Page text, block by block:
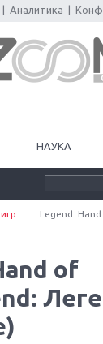
Аналитика
НАУКА
Legend:
of